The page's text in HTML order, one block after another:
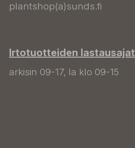
plantshop(a)sunds.fi
Irtotuotteiden lastausajat
arkisin 09-17, la klo 09-15